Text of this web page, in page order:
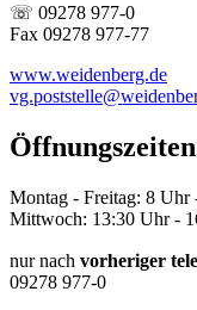
☏ 09278 977-0
Fax 09278 977-77
www.weidenberg.de
Öffnungszeiten
Montag - Freitag: 8 Uhr
Mittwoch: 13:30 Uhr -
nur nach vorheriger
09278 977-0